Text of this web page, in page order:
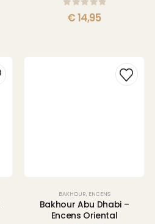
sur 5
€14,95
BAKHOUR, ENCENS
Bakhour Abu Dhabi –
Encens Oriental